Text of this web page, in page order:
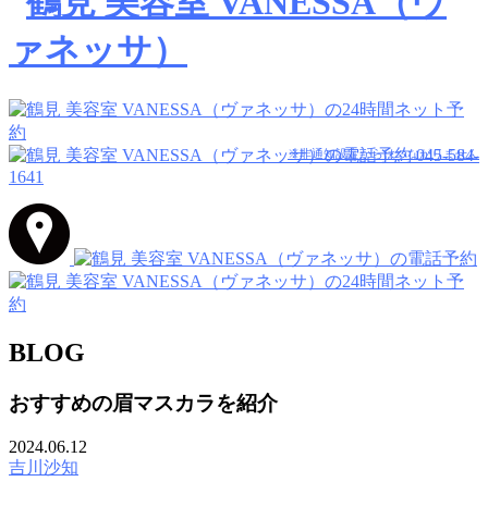
045-584-
1641
※非通知設定からはつながりません
BLOG
おすすめの眉マスカラを紹介
2024.06.12
吉川沙知